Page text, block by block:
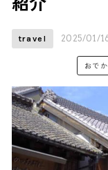
紹介
travel 2025/01/
おで